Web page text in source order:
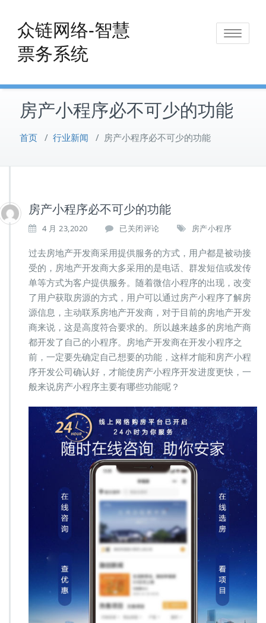
content
众链网络-智慧
票务系统
Toggle
房产小程序必不可少的功能
首页 / 行业新闻 / 房产小程序必不可少的功能
房产小程序必不可少的功能
4 月 23,2020
房
小
程
序
必
不
可
少
的
功
能
已关闭评论 房产小程序
过去房地产开发商采用提供服务的方式，用户都是被动接
受的，房地产开发商大多采用的是电话、群发短信或发传
单等方式为客户提供服务。随着微信小程序的出现，改变
了用户获取房源的方式，用户可以通过房产小程序了解房
源信息，主动联系房地产开发商，对于目前的房地产开发
商来说，这是高度符合要求的。所以越来越多的房地产商
都开发了自己的小程序。房地产开发商在开发小程序之
前，一定要先确定自己想要的功能，这样才能和房产小程
序开发公司确认好，才能使房产小程序开发进度更快，一
般来说房产小程序主要有哪些功能呢？